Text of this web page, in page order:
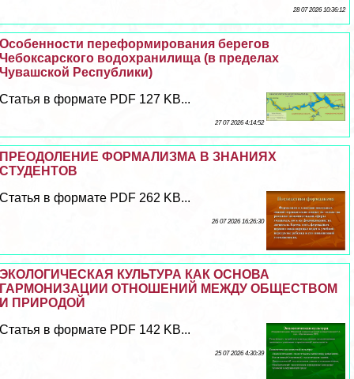
28 07 2026 10:36:12
Особенности переформирования берегов
Чебоксарского водохранилища (в пределах
Чувашской Республики)
Статья в формате PDF 127 KB...
27 07 2026 4:14:52
ПРЕОДОЛЕНИЕ ФОРМАЛИЗМА В ЗНАНИЯХ
СТУДЕНТОВ
Статья в формате PDF 262 KB...
26 07 2026 16:26:30
ЭКОЛОГИЧЕСКАЯ КУЛЬТУРА КАК ОСНОВА
ГАРМОНИЗАЦИИ ОТНОШЕНИЙ МЕЖДУ ОБЩЕСТВОМ
И ПРИРОДОЙ
Статья в формате PDF 142 KB...
25 07 2026 4:30:39